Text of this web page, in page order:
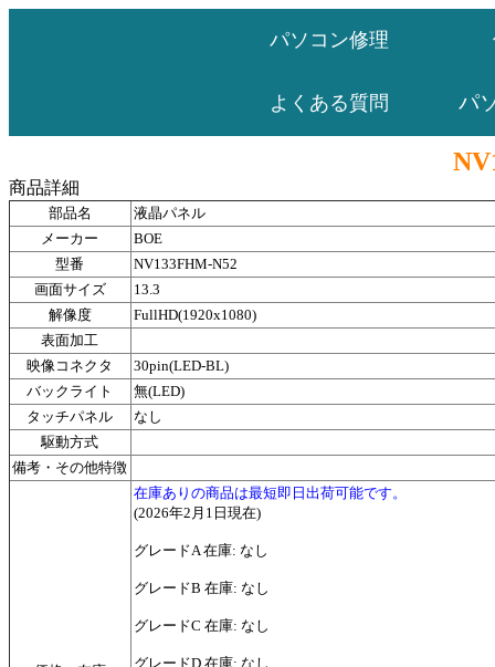
パソコン修理
よくある質問 パ
商品詳細
部品名
液晶パネル
メーカー
BOE
型番
NV133FHM-N52
画面サイズ
13.3
解像度
FullHD(1920x1080)
表面加工
映像コネクタ
30pin(LED-BL)
バックライト
無(LED)
タッチパネル
なし
駆動方式
備考・その他特徴
在庫ありの商品は最短即日出荷可能です。
(2026年2月1日現在)
グレードA 在庫: なし
グレードB 在庫: なし
グレードC 在庫: なし
グレードD 在庫: なし